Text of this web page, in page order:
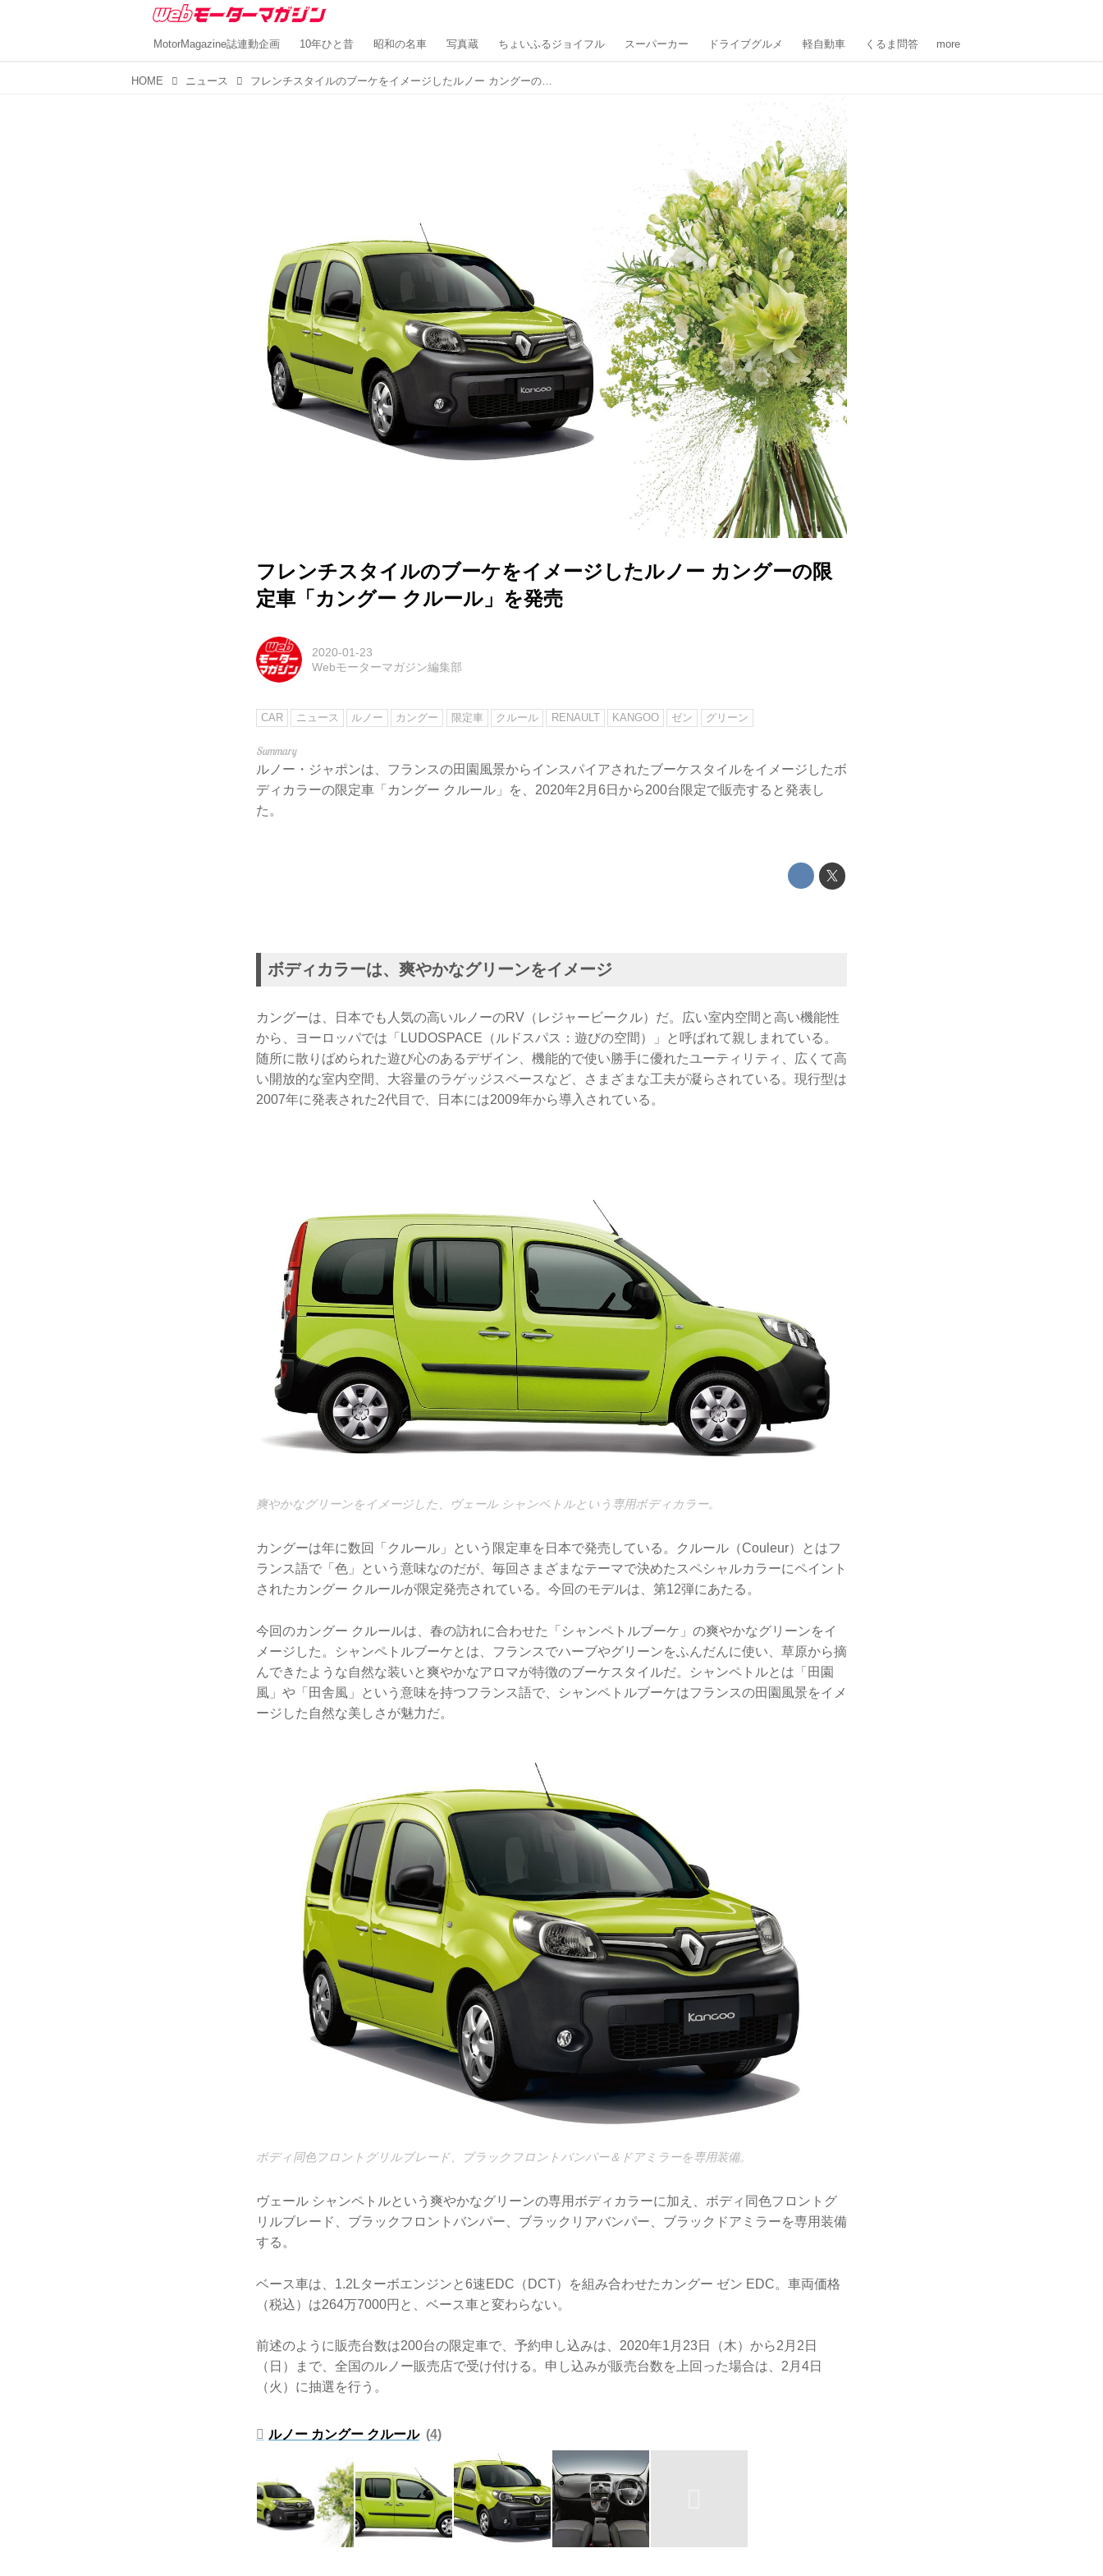
MotorMagazine誌連動企画 10年ひと昔 昭和の名車 写真蔵 ちょいふるジョイフル スーパーカー ドライブグルメ 軽自動車 くるま問答 more
HOME ニュース フレンチスタイルのブーケをイメージしたルノー カングーの限定車「カングー クルール」を発売
フレンチスタイルのブーケをイメージしたルノー カングーの限
定車「カングー クルール」を発売
2020-01-23
Webモーターマガジン編集部
CAR ニュース ルノー カングー 限定車 クルール RENAULT KANGOO ゼン グリーン
ルノー・ジャポンは、フランスの田園風景からインスパイアされたブーケスタイルをイメージしたボ
ディカラーの限定車「カングー クルール」を、2020年2月6日から200台限定で販売すると発表し
た。
ボディカラーは、爽やかなグリーンをイメージ
カングーは、日本でも人気の高いルノーのRV（レジャービークル）だ。広い室内空間と高い機能性
から、ヨーロッパでは「LUDOSPACE（ルドスパス：遊びの空間）」と呼ばれて親しまれている。
随所に散りばめられた遊び心のあるデザイン、機能的で使い勝手に優れたユーティリティ、広くて高
い開放的な室内空間、大容量のラゲッジスペースなど、さまざまな工夫が凝らされている。現行型は
2007年に発表された2代目で、日本には2009年から導入されている。
爽やかなグリーンをイメージした、ヴェール シャンペトルという専用ボディカラー。
カングーは年に数回「クルール」という限定車を日本で発売している。クルール（Couleur）とはフ
ランス語で「色」という意味なのだが、毎回さまざまなテーマで決めたスペシャルカラーにペイント
されたカングー クルールが限定発売されている。今回のモデルは、第12弾にあたる。
今回のカングー クルールは、春の訪れに合わせた「シャンペトルブーケ」の爽やかなグリーンをイ
メージした。シャンペトルブーケとは、フランスでハーブやグリーンをふんだんに使い、草原から摘
んできたような自然な装いと爽やかなアロマが特徴のブーケスタイルだ。シャンペトルとは「田園
風」や「田舎風」という意味を持つフランス語で、シャンペトルブーケはフランスの田園風景をイメ
ージした自然な美しさが魅力だ。
ボディ同色フロントグリルブレード、ブラックフロントバンパー＆ドアミラーを専用装備。
ヴェール シャンペトルという爽やかなグリーンの専用ボディカラーに加え、ボディ同色フロントグ
リルブレード、ブラックフロントバンパー、ブラックリアバンパー、ブラックドアミラーを専用装備
する。
ベース車は、1.2Lターボエンジンと6速EDC（DCT）を組み合わせたカングー ゼン EDC。車両価格
（税込）は264万7000円と、ベース車と変わらない。
前述のように販売台数は200台の限定車で、予約申し込みは、2020年1月23日（木）から2月2日
（日）まで、全国のルノー販売店で受け付ける。申し込みが販売台数を上回った場合は、2月4日
（火）に抽選を行う。
ルノー カングー クルール 4